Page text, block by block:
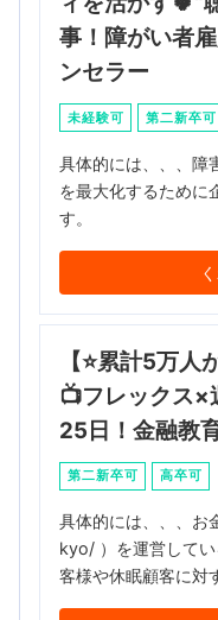
事！障がい者
ンセラー
未経験可 第二新卒可
具体的には、、、障
を最大化するために
す。
【⭐累計5万
📺フレックス
25日！金融教
第二新卒可 高卒可
具体的には、、、
kyo/ ）を運営して
客様や休眠顧客に対